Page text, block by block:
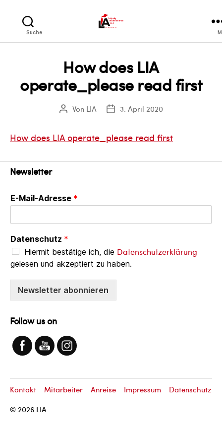
Suche
How does LIA
operate_please read first
Beitragsautor
Von LIA Veröffentlichungsdatum
3. April 2020
How does LIA operate_please read first
Newsletter
E-Mail-Adresse *
Datenschutz *
Hiermit bestätige ich, die Datenschutzerklärung
gelesen und akzeptiert zu haben.
Newsletter abonnieren
Follow us on
© 2026 LIA
Kontakt Mitarbeiter Anreise Impressum Datenschutz